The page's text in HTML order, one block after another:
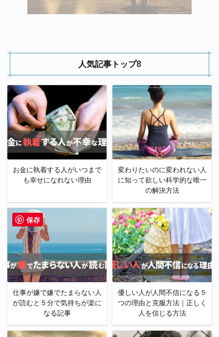
人気記事トップ8
お金に執着する人がいつまで
も幸せになれない理由
変わりたいのに変われない人
に知って欲しい科学的な唯一
の解決方法
仕事が嫌で嫌でたまらない人
が読むと５分で気持ちが楽に
なる記事
優しい人が人間不信になる５
つの理由と克服方法｜正しく
人を信じる方法
保存